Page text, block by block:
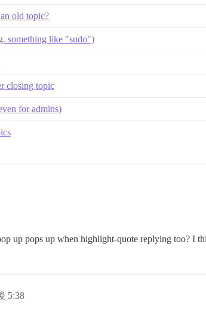
old topic?
something like "sudo")
closing topic
for admins)
up pops up when highlight-quote replying too? I
5:38